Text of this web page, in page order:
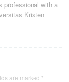
professional with a
Kristen
are marked *